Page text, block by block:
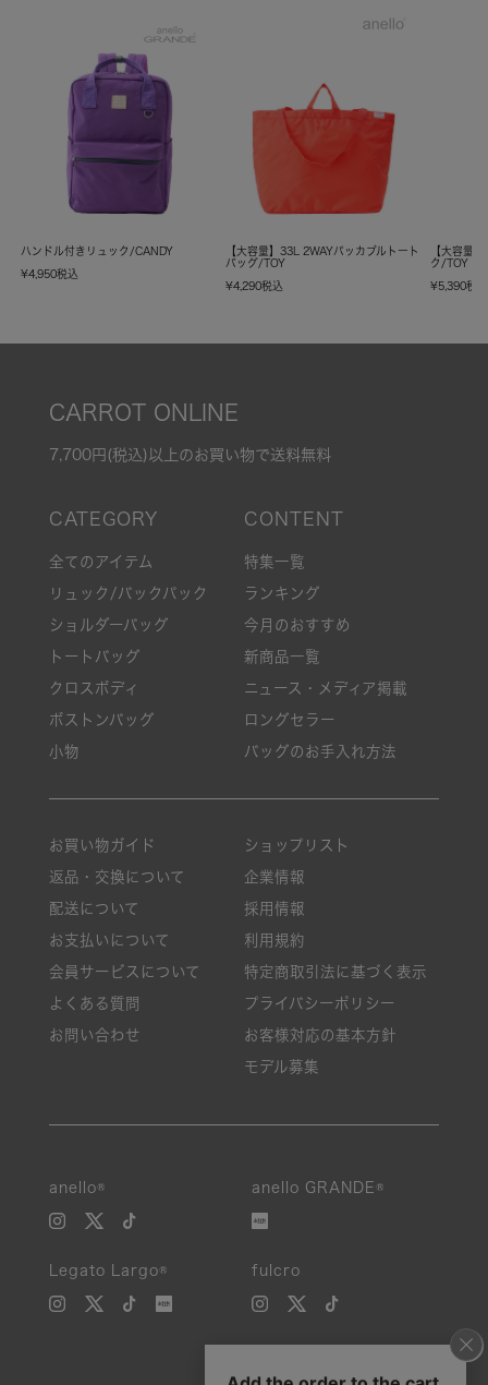
ハンドル付きリュック/CANDY
¥4,950税込
【大容量】33L 2WAYパッカブルトート
バッグ/TOY
¥4,290税込
【大容量
ク/TOY
¥5,390税込
CARROT ONLINE
7,700円(税込)以上のお買い物で送料無料
全てのアイテム
リュック/バックパック
ショルダーバッグ
トートバッグ
クロスボディ
ボストンバッグ
小物
特集一覧
ランキング
今月のおすすめ
新商品一覧
ニュース・メディア掲載
ロングセラー
バッグのお手入れ方法
お買い物ガイド
返品・交換について
配送について
お支払いについて
会員サービスについて
よくある質問
お問い合わせ
ショップリスト
企業情報
採用情報
利用規約
特定商取引法に基づく表示
プライバシーポリシー
お客様対応の基本方針
モデル募集
anello® anello GRANDE®
Legato Largo® fulcro